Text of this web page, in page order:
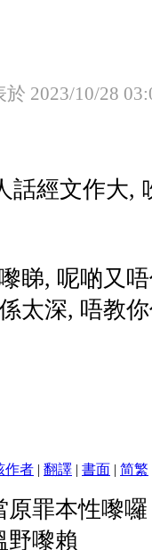
於 2023/10/28
話經文作大,
睇, 呢啲又
太深, 唔教
作者 | 翻譯 | 書面 | 简繁
原罪本性嚟囉
野嚟賴